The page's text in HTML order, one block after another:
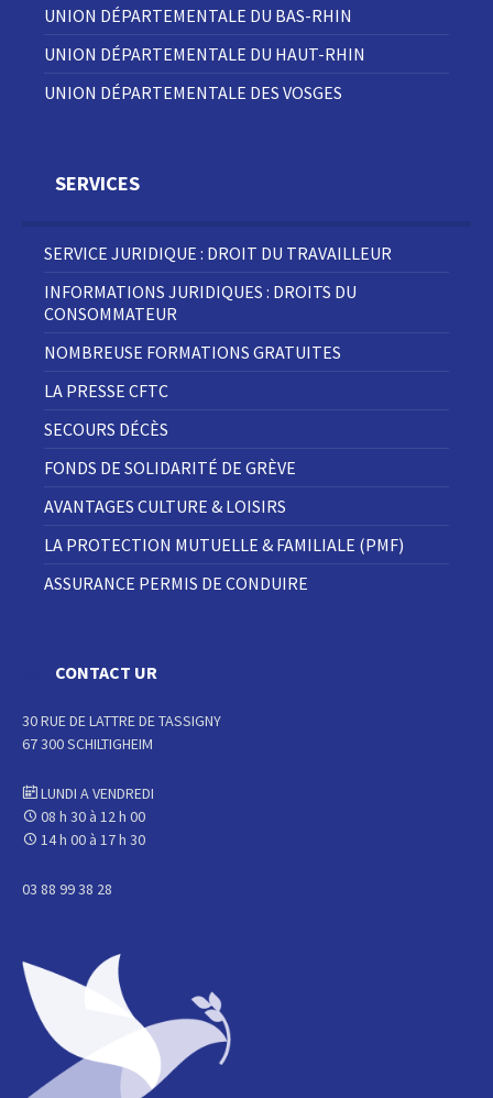
UNION DÉPARTEMENTALE DU BAS-RHIN
UNION DÉPARTEMENTALE DU HAUT-RHIN
UNION DÉPARTEMENTALE DES VOSGES
SERVICES
SERVICE JURIDIQUE : DROIT DU TRAVAILLEUR
INFORMATIONS JURIDIQUES : DROITS DU
CONSOMMATEUR
NOMBREUSE FORMATIONS GRATUITES
LA PRESSE CFTC
SECOURS DÉCÈS
FONDS DE SOLIDARITÉ DE GRÈVE
AVANTAGES CULTURE & LOISIRS
LA PROTECTION MUTUELLE & FAMILIALE (PMF)
ASSURANCE PERMIS DE CONDUIRE
CONTACT UR
30 RUE DE LATTRE DE TASSIGNY
67 300 SCHILTIGHEIM
LUNDI A VENDREDI
08 h 30 à 12 h 00
14 h 00 à 17 h 30
03 88 99 38 28